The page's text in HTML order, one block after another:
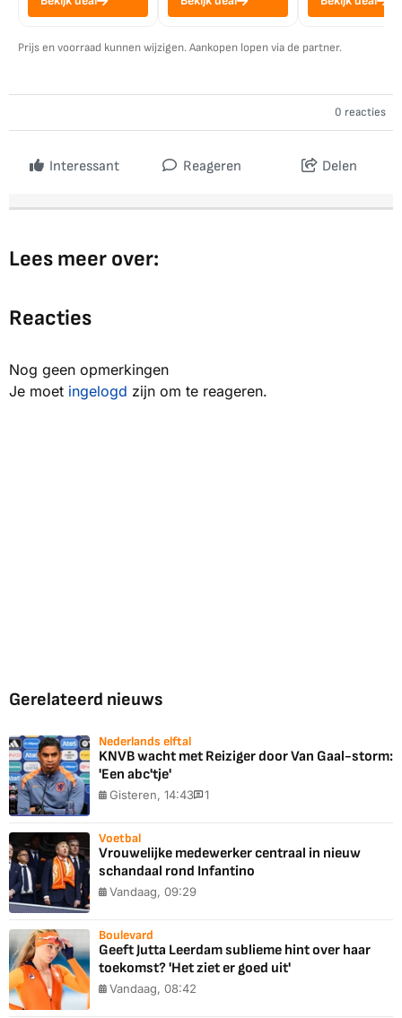
Prijs en voorraad kunnen wijzigen. Aankopen lopen via de partner.
0 reacties
Interessant Reageren Delen
Lees meer over:
Reacties
Nog geen opmerkingen
Je moet ingelogd zijn om te reageren.
Gerelateerd nieuws
Nederlands elftal
KNVB wacht met Reiziger door Van Gaal-storm:
'Een abc'tje'
Gisteren, 14:43 1
Voetbal
Vrouwelijke medewerker centraal in nieuw
schandaal rond Infantino
Vandaag, 09:29
Boulevard
Geeft Jutta Leerdam sublieme hint over haar
toekomst? 'Het ziet er goed uit'
Vandaag, 08:42